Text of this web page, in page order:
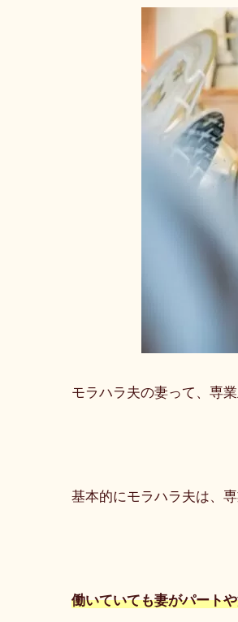
モラハラ夫の妻って、専
基本的にモラハラ夫は、
働いていても妻がパート